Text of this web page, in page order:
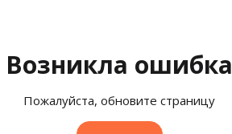
Возникла ошибка
Пожалуйста, обновите страницу